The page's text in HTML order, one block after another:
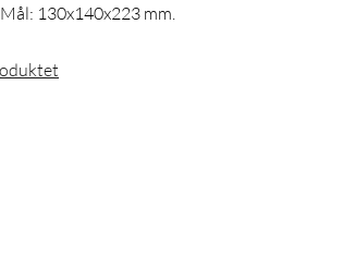
Mål: 130x140x223 mm.